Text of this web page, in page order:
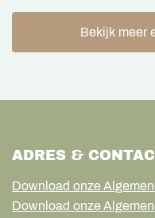
Bekijk meer
ADRES &
Download onze
Download onze